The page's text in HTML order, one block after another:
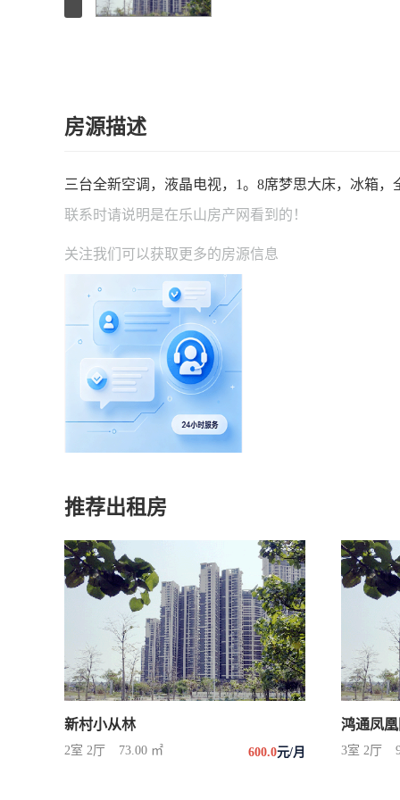
房源描述
三台全新空调，液晶电视，1。8席梦思大床，冰箱
联系时请说明是在乐山房产网 看到的！
关注我们可以获取更多的房源信息
推荐出租房
新村小从林
2室 2厅 73.00 ㎡ 600.0元/月
鸿通凤
3室 2厅